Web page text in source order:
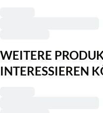
WEITERE
INTERESSIEREN